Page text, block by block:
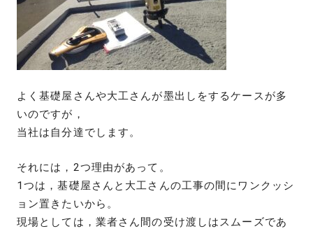
よく基礎屋さんや大工さんが墨出しをするケースが多
いのですが，
当社は自分達でします。
それには，2つ理由があって。
1つは，基礎屋さんと大工さんの工事の間にワンクッシ
ョン置きたいから。
現場としては，業者さん間の受け渡しはスムーズであ